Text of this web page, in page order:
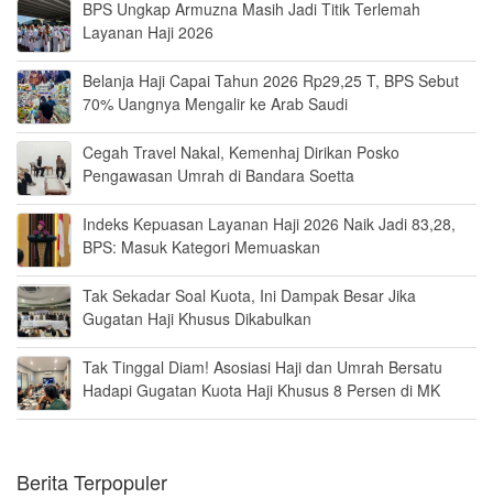
BPS Ungkap Armuzna Masih Jadi Titik Terlemah
Layanan Haji 2026
Belanja Haji Capai Tahun 2026 Rp29,25 T, BPS Sebut
70% Uangnya Mengalir ke Arab Saudi
Cegah Travel Nakal, Kemenhaj Dirikan Posko
Pengawasan Umrah di Bandara Soetta
Indeks Kepuasan Layanan Haji 2026 Naik Jadi 83,28,
BPS: Masuk Kategori Memuaskan
Tak Sekadar Soal Kuota, Ini Dampak Besar Jika
Gugatan Haji Khusus Dikabulkan
Tak Tinggal Diam! Asosiasi Haji dan Umrah Bersatu
Hadapi Gugatan Kuota Haji Khusus 8 Persen di MK
Berita Terpopuler